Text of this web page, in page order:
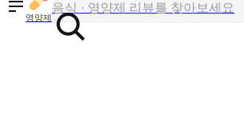
영양제
칼로리와 영양성분을 검색해보세요
혈당 · 다이어트 음식 검색해보세요